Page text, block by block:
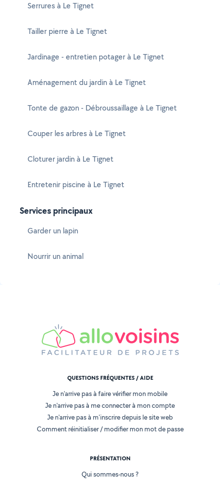
Serrures à Le Tignet
Tailler pierre à Le Tignet
Jardinage - entretien potager à Le Tignet
Aménagement du jardin à Le Tignet
Tonte de gazon - Débroussaillage à Le Tignet
Couper les arbres à Le Tignet
Cloturer jardin à Le Tignet
Entretenir piscine à Le Tignet
Services principaux
Garder un lapin
Nourrir un animal
QUESTIONS FRÉQUENTES / AIDE
Je n'arrive pas à faire vérifier mon mobile
Je n'arrive pas à me connecter à mon compte
Je n'arrive pas à m'inscrire depuis le site web
Comment réinitialiser / modifier mon mot de passe
PRÉSENTATION
Qui sommes-nous ?